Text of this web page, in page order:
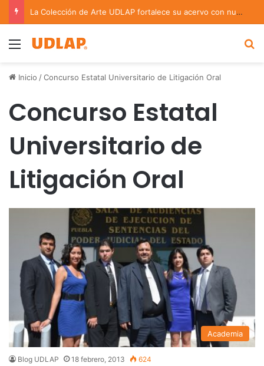
La Colección de Arte UDLAP fortalece su acervo con nuevas obras de artistas emergentes y consolidados
Menu
Inicio /Concurso Estatal Universitario de Litigación Oral
Concurso Estatal
Universitario de
Litigación Oral
Academia
Blog UDLAP 18 febrero, 2013 624